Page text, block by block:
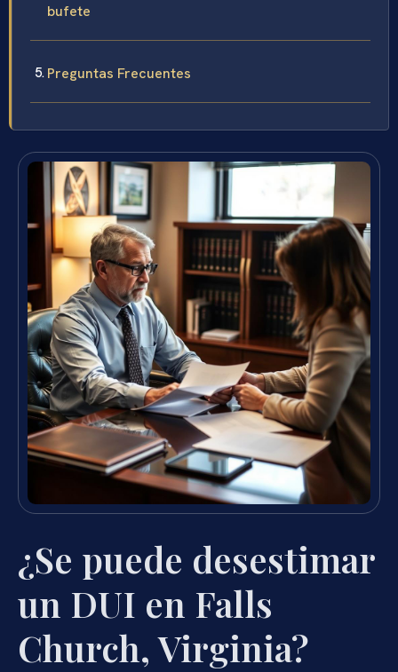
bufete
Preguntas Frecuentes
¿Se puede desestimar
un DUI en Falls
Church, Virginia?